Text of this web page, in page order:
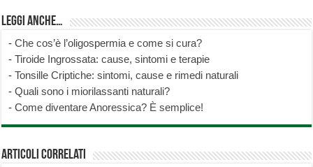
Leggi anche…
-Che cos’è l’oligospermia e come si cura?
-Tiroide Ingrossata: cause, sintomi e terapie
-Tonsille Criptiche: sintomi, cause e rimedi naturali
-Quali sono i miorilassanti naturali?
-Come diventare Anoressica? È semplice!
Articoli correlati